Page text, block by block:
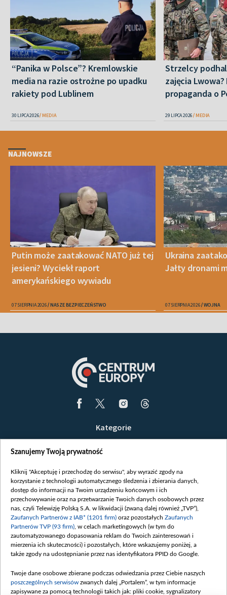
“Panika w Polsce”? Kremlowskie
media na razie ostrożne po upadku
rakiety pod Lublinem
30 LIPCA 2026 MEDIA
Strzelcy
zajęcia Lwowa?
propaganda o
29 LIPCA 2026 MEDIA
NAJNOWSZE
Putin może zaatakować NATO już tej
jesieni? Wyciekł raport
amerykańskiego wywiadu
07 SIERPNIA 2026 NASZE BEZPIECZEŃSTWO
Ukraina
Jałty dronami
07 SIERPNIA 2026 WOJNA
Kategorie
Opinie
Białoruś / Polska
Czytelnia
Centrum Europy
O nas
Kontakt
Informacje o nadawcy
Serwisy partnerskie
belsat.eu
Szanujemy Twoją prywatność
Kliknij "Akceptuję i przechodzę do serwisu", aby wyrazić zgody na
korzystanie z technologii automatycznego śledzenia i zbierania danych,
dostęp do informacji na Twoim urządzeniu końcowym i ich
przechowywanie oraz na przetwarzanie Twoich danych osobowych przez
nas, czyli Telewizję Polską S.A. w likwidacji (zwaną dalej również „TVP”),
Zaufanych Partnerów z IAB* (1201 firm) oraz pozostałych Zaufanych
Partnerów TVP (93 firm) , w celach marketingowych (w tym do
zautomatyzowanego dopasowania reklam do Twoich zainteresowań i
mierzenia ich skuteczności) i pozostałych, które wskazujemy poniżej, a
także zgody na udostępnianie przez nas identyfikatora PPID do Google.
Twoje dane osobowe zbierane podczas odwiedzania przez Ciebie naszych
poszczególnych serwisów zwanych dalej „Portalem”, w tym informacje
zapisywane za pomocą technologii takich jak: pliki cookie, sygnalizatory